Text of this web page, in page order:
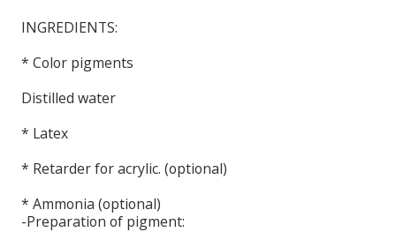
INGREDIENTS:
* Color pigments
Distilled water
* Latex
* Retarderforacrylic. (optional)
* Ammonia (optional)
-Preparation of pigment: